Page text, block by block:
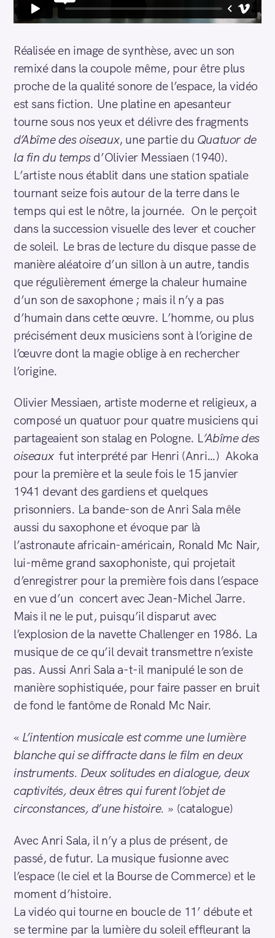
Réalisée en image de synthèse, avec un son
remixé dans la coupole même, pour être plus
proche de la qualité sonore de l’espace, la vidéo
est sans fiction. Une platine en apesanteur
tourne sous nos yeux et délivre des fragments
d’Abîme des oiseaux, une partie du Quatuor de
la fin du tempsd’Olivier Messiaen (1940).
L’artiste nous établit dans une station spatiale
tournant seize fois autour de la terre dans le
temps qui est le nôtre, la journée. On le perçoit
dans la succession visuelle des lever et coucher
de soleil. Le bras de lecture du disque passe de
manière aléatoire d’un sillon à un autre, tandis
que régulièrement émerge la chaleur humaine
d’un son de saxophone ; mais il n’y a pas
d’humain dans cette œuvre. L’homme, ou plus
précisément deux musiciens sont à l’origine de
l’œuvre dont la magie oblige à en rechercher
l’origine.
Olivier Messiaen, artiste moderne et religieux, a
composé un quatuor pour quatre musiciens qui
partageaient son stalag en Pologne. L’Abîme des
oiseaux fut interprété par Henri (Anri…) Akoka
pour la première et la seule fois le 15 janvier
1941 devant des gardiens et quelques
prisonniers. La bande-son de Anri Sala mêle
aussi du saxophone et évoque par là
l’astronaute africain-américain, Ronald Mc Nair,
lui-même grand saxophoniste, qui projetait
d’enregistrer pour la première fois dans l’espace
en vue d’un concert avec Jean-Michel Jarre.
Mais il ne le put, puisqu’il disparut avec
l’explosion de la navette Challenger en 1986. La
musique de ce qu’il devait transmettre n’existe
pas. Aussi Anri Sala a-t-il manipulé le son de
manière sophistiquée, pour faire passer en bruit
de fond le fantôme de Ronald Mc Nair.
« L’intention musicale est comme une lumière
blanche qui se diffracte dans le film en deux
instruments. Deux solitudes en dialogue, deux
captivités, deux êtres qui furent l’objet de
circonstances, d’une histoire. » (catalogue)
Avec Anri Sala, il n’y a plus de présent, de
passé, de futur. La musique fusionne avec
l’espace (le ciel et la Bourse de Commerce) et le
moment d’histoire.
La vidéo qui tourne en boucle de 11’ débute et
se termine par la lumière du soleil effleurant la